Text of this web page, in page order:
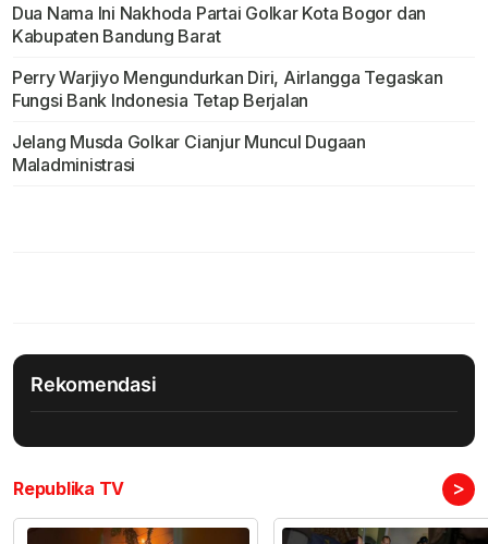
Dua Nama Ini Nakhoda Partai Golkar Kota Bogor dan
Kabupaten Bandung Barat
Perry Warjiyo Mengundurkan Diri, Airlangga Tegaskan
Fungsi Bank Indonesia Tetap Berjalan
Jelang Musda Golkar Cianjur Muncul Dugaan
Maladministrasi
Rekomendasi
Republika TV >